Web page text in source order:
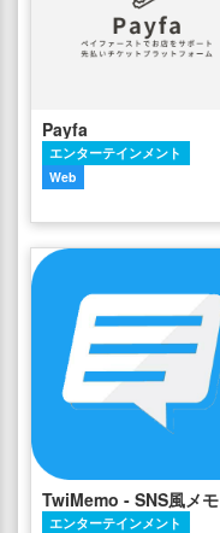
Payfa
エンターテインメント
Web
TwiMemo - SNS風メモ
エンターテインメント